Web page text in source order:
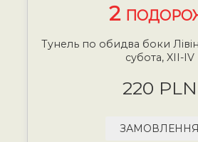
2
Тунель по обидва боки
субота, XII-IV
220 PLN
ЗАМОВЛЕННЯ